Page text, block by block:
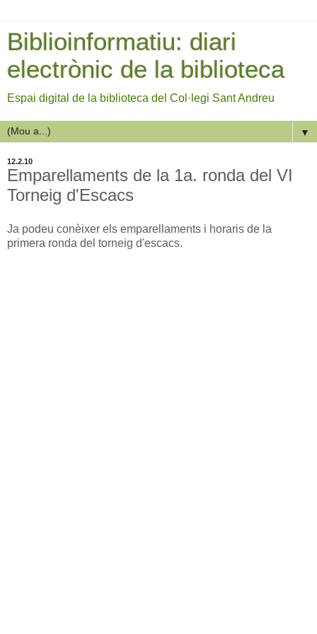
Biblioinformatiu: diari
electrònic de la biblioteca
Espai digital de la biblioteca del Col·legi Sant Andreu
▼
12.2.10
Emparellaments de la 1a. ronda del VI
Torneig d'Escacs
Ja podeu conèixer els emparellaments i horaris de la
primera ronda del torneig d'escacs.